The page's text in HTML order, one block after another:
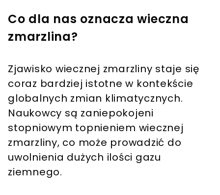
Co dla nas oznacza wieczna
zmarzlina?
Zjawisko wiecznej zmarzliny staje się
coraz bardziej istotne w kontekście
globalnych zmian klimatycznych.
Naukowcy są zaniepokojeni
stopniowym topnieniem wiecznej
zmarzliny, co może prowadzić do
uwolnienia dużych ilości gazu
ziemnego.